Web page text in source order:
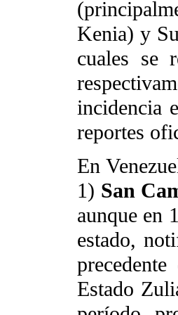
Kenia) y
cuales se
incidencia
reportes
En
1) San
aunque en
estado,
Estado